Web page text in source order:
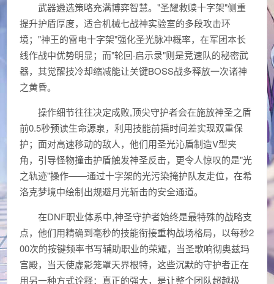
武器遴选策略充满博弈智慧。"圣耀救赎十字架"侧重
提升护盾厚度，适合机械七战神实验室的多段攻击环
境；"神王的雷电十字架"强化圣光脉冲概率，在军团本长
线作战中优势明显；而"轮回·启示录"则是竞速队的秘密武
器，其觉醒技冷却缩减能让关键BOSS战多释放一次诸神
之黄昏。
操作细节往往决定成败,顶尖守护者会在施放神圣之盾
前0.5秒预读生命源泉，利用技能前摇时间差实现双重保
护；面对高速移动的敌人，他们用圣光沁盾制造V型夹
角，引导怪物撞击护盾触发神圣反击，更令人惊叹的是"光
之轨迹"操作——通过十字架的光污染掩护队友走位，在希
洛克梦境中绘制出规避月光斩击的安全通道。
在DNF职业体系中,神圣守护者始终是最特殊的战略支
点，他们用精确到毫秒的技能衔接重构战场格局，以每秒2
00次的按键频率书写辅助职业的荣耀，当圣歌响彻奥兹玛
宫殿，当天使虚影笼罩天界根特，这些沉默的守护者正在
用另一种方式诠释：真正的强大，是让整个团队超越极